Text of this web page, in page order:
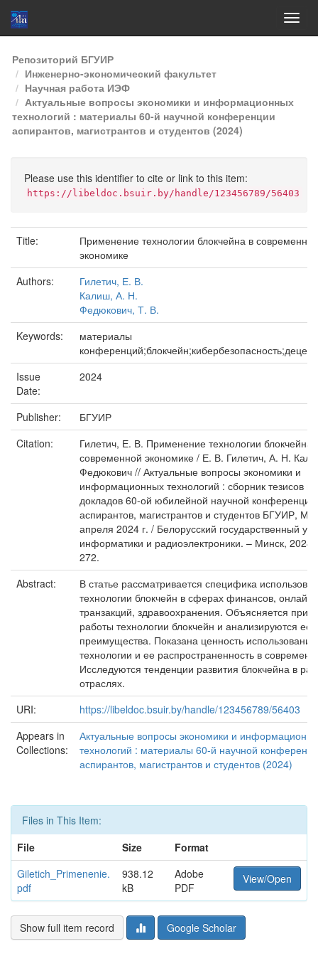
Skip
navigation
Репозиторий БГУИР
Инженерно-экономический факультет
Научная работа ИЭФ
Актуальные вопросы экономики и информационных
технологий : материалы 60-й научной конференции
аспирантов, магистрантов и студентов (2024)
Please use this identifier to cite or link to this item:
https://libeldoc.bsuir.by/handle/123456789/56403
Title:
Применение технологии блокчейна в современной
экономике
Authors:
Гилетич, Е. В.
Калиш, А. Н.
Федюкович, Т. В.
Keywords:
материалы
Issue
Date:
2024
Publisher:
БГУИР
Citation:
Гилетич, Е. В. Применение технологии блокчейна
современной экономике / Е. В. Гилетич, А. Н.
Федюкович // Актуальные вопросы экономики и
информационных технологий : сборник тезисов и
докладов 60-ой юбилейной научной конференции
аспирантов, магистрантов и студентов БГУИР,
апреля 2024 г. / Белорусский государственный
информатики и радиоэлектроники. – Минск,
272.
Abstract:
В статье рассматривается специфика
технологии блокчейн в сферах финансов, онлайн-
транзакций, здравоохранения. Объясняется
работы технологии блокчейн и анализируются ее
преимущества. Показана ценность использования
технологии и ее распространенность в
Исследуются тенденции развития блокчейна в
отраслях.
URI:
https://libeldoc.bsuir.by/handle/123456789/56403
Appears in
Collections:
Актуальные вопросы экономики и
технологий : материалы 60-й научной
аспирантов, магистрантов и студентов (2024)
Files in This Item:
File
Size
Format
Giletich_Primenenie.
pdf
938.12
kB
Adobe
PDF
View/Open
Show full item record Google Scholar